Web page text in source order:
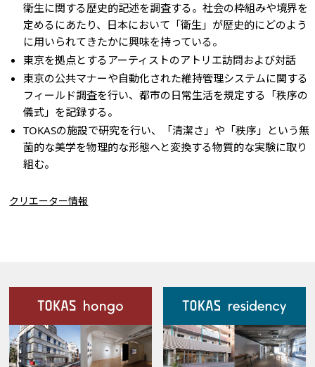
衛生に関する歴史的記述を調査する。社会の枠組みや境界を
定めるにあたり、日本において「衛生」が歴史的にどのよう
に用いられてきたかに興味を持っている。
東京を拠点とするアーティストのアトリエ訪問および対話
東京の公共マナーや自動化された維持管理システムに関する
フィールド調査を行い、都市の日常生活を規定する「秩序の
儀式」を記録する。
TOKASの施設で研究を行い、「清潔さ」や「秩序」という無
菌的な美学を物理的な形態へと変換する物質的な実験に取り
組む。
クリエーター情報
施設案内
Our Facilities